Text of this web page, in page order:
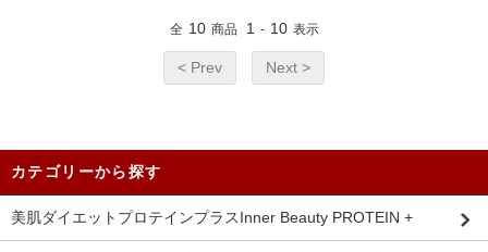
全 10 商品 1 - 10 表示
< Prev Next >
カテゴリーから探す
美肌ダイエットプロテインプラスInner Beauty PROTEIN +